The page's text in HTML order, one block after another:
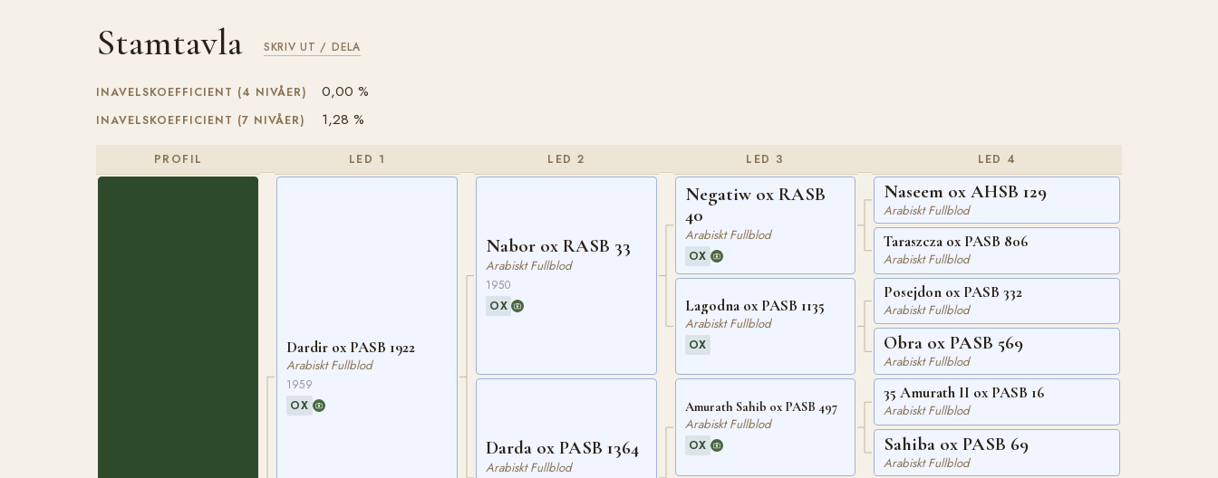
Stamtavla SKRIV UT / DELA
INAVELSKOEFFICIENT (4 NIVÅER) 0,00 %
INAVELSKOEFFICIENT (7 NIVÅER) 1,28 %
PROFIL LED 1
Dardir ox PASB 1922
Arabiskt Fullblod
1959
OX
LED 2
Nabor ox RASB 33
Arabiskt Fullblod
1950
OX
Darda ox PASB 1364
Arabiskt Fullblod
LED 3
Negatiw ox RASB
40
Arabiskt Fullblod
OX
Lagodna ox PASB 1135
Arabiskt Fullblod
OX
Amurath Sahib ox PASB 497
Arabiskt Fullblod
OX
LED 4
Naseem ox AHSB 129
Arabiskt Fullblod
Taraszcza ox PASB 806
Arabiskt Fullblod
Posejdon ox PASB 332
Arabiskt Fullblod
Obra ox PASB 569
Arabiskt Fullblod
35 Amurath II ox PASB 16
Arabiskt Fullblod
Sahiba ox PASB 69
Arabiskt Fullblod